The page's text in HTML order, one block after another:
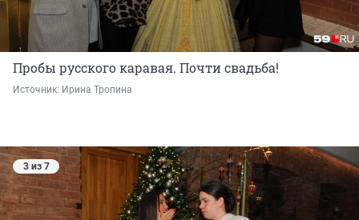
Пробы русского каравая. Почти свадьба!
Источник: Ирина Тропина
3 из 7